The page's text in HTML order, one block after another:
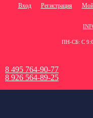
Вход Регистрация Мой
ПН-СБ: С
8 495 764-90-77
8 926 564-89-25